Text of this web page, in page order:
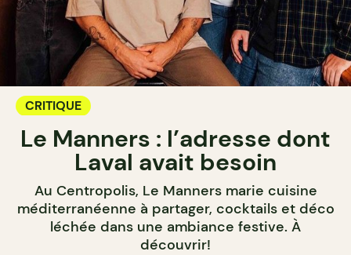
CRITIQUE
Le Manners : l’adresse dont
Laval avait besoin
Au Centropolis, Le Manners marie cuisine
méditerranéenne à partager, cocktails et déco
léchée dans une ambiance festive. À
découvrir!